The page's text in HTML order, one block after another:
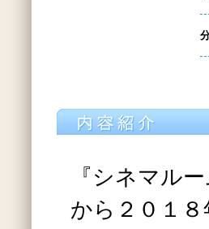
『シネマル
から２０１